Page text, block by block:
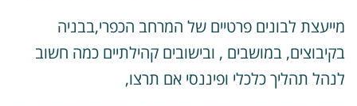
לבונים פרטיים של המרחב הכפרי,בבניה
במושבים , ובישובים קהילתיים כמה חשוב
תהליך כלכלי ופיננסי אם תרצו,